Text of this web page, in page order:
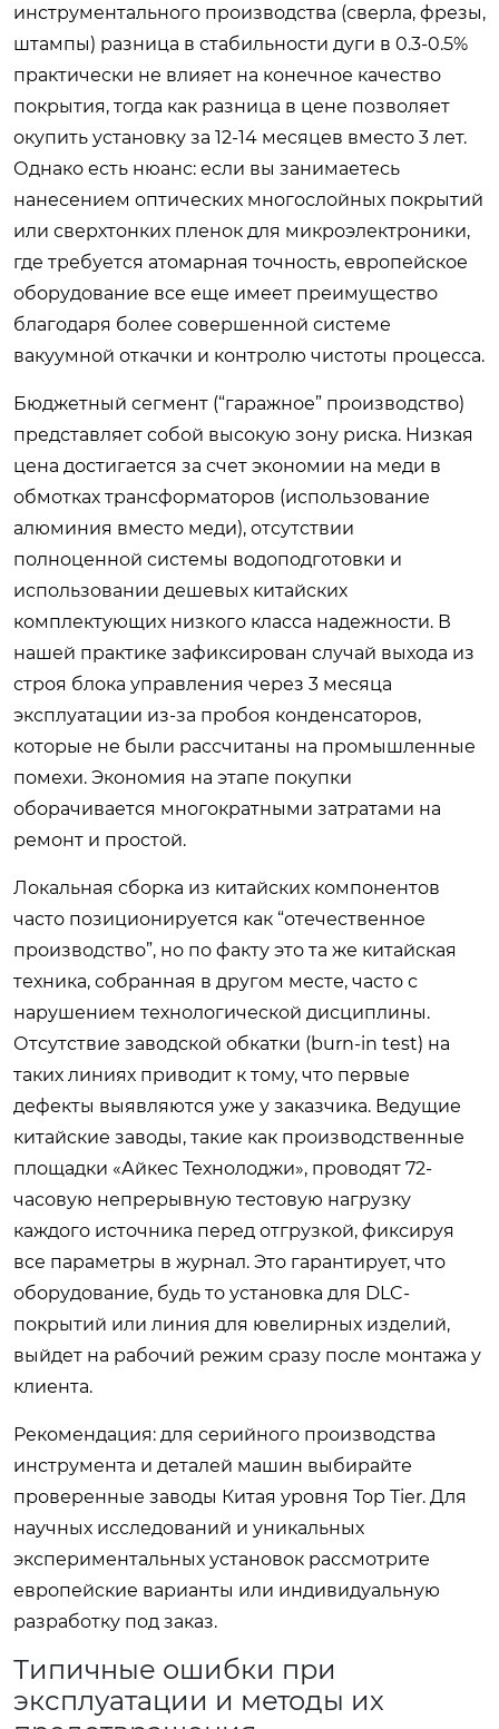
инструментального производства (сверла, фрезы,
штампы) разница в стабильности дуги в 0.3-0.5%
практически не влияет на конечное качество
покрытия, тогда как разница в цене позволяет
окупить установку за 12-14 месяцев вместо 3 лет.
Однако есть нюанс: если вы занимаетесь
нанесением оптических многослойных покрытий
или сверхтонких пленок для микроэлектроники,
где требуется атомарная точность, европейское
оборудование все еще имеет преимущество
благодаря более совершенной системе
вакуумной откачки и контролю чистоты процесса.
Бюджетный сегмент (“гаражное” производство)
представляет собой высокую зону риска. Низкая
цена достигается за счет экономии на меди в
обмотках трансформаторов (использование
алюминия вместо меди), отсутствии
полноценной системы водоподготовки и
использовании дешевых китайских
комплектующих низкого класса надежности. В
нашей практике зафиксирован случай выхода из
строя блока управления через 3 месяца
эксплуатации из-за пробоя конденсаторов,
которые не были рассчитаны на промышленные
помехи. Экономия на этапе покупки
оборачивается многократными затратами на
ремонт и простой.
Локальная сборка из китайских компонентов
часто позиционируется как “отечественное
производство”, но по факту это та же китайская
техника, собранная в другом месте, часто с
нарушением технологической дисциплины.
Отсутствие заводской обкатки (burn-in test) на
таких линиях приводит к тому, что первые
дефекты выявляются уже у заказчика. Ведущие
китайские заводы, такие как производственные
площадки «Айкес Технолоджи», проводят 72-
часовую непрерывную тестовую нагрузку
каждого источника перед отгрузкой, фиксируя
все параметры в журнал. Это гарантирует, что
оборудование, будь то установка для DLC-
покрытий или линия для ювелирных изделий,
выйдет на рабочий режим сразу после монтажа у
клиента.
Рекомендация: для серийного производства
инструмента и деталей машин выбирайте
проверенные заводы Китая уровня Top Tier. Для
научных исследований и уникальных
экспериментальных установок рассмотрите
европейские варианты или индивидуальную
разработку под заказ.
Типичные ошибки при
эксплуатации и методы их